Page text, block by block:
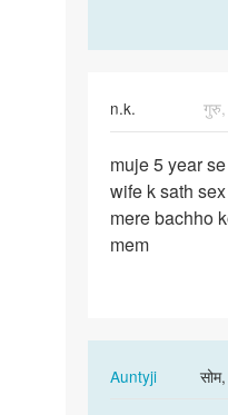
n.k.
muje
5
year
se
muje 5 year
wife k sath
mere bachho
mem
AuntyjiIn